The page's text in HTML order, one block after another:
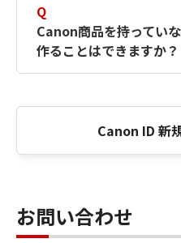
Q
Canon商品を持ってい
作ることはできますか？
Canon ID 新
お問い合わせ